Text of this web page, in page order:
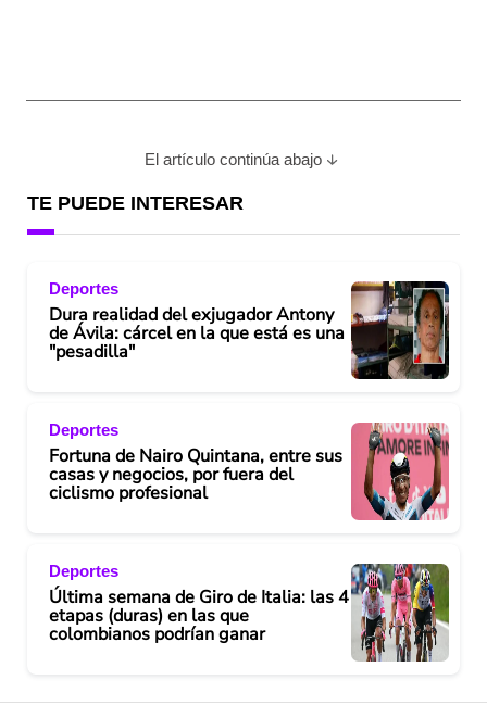
El artículo continúa abajo
TE PUEDE INTERESAR
Deportes
Dura realidad del exjugador Antony
de Ávila: cárcel en la que está es una
"pesadilla"
Deportes
Fortuna de Nairo Quintana, entre sus
casas y negocios, por fuera del
ciclismo profesional
Deportes
Última semana de Giro de Italia: las 4
etapas (duras) en las que
colombianos podrían ganar